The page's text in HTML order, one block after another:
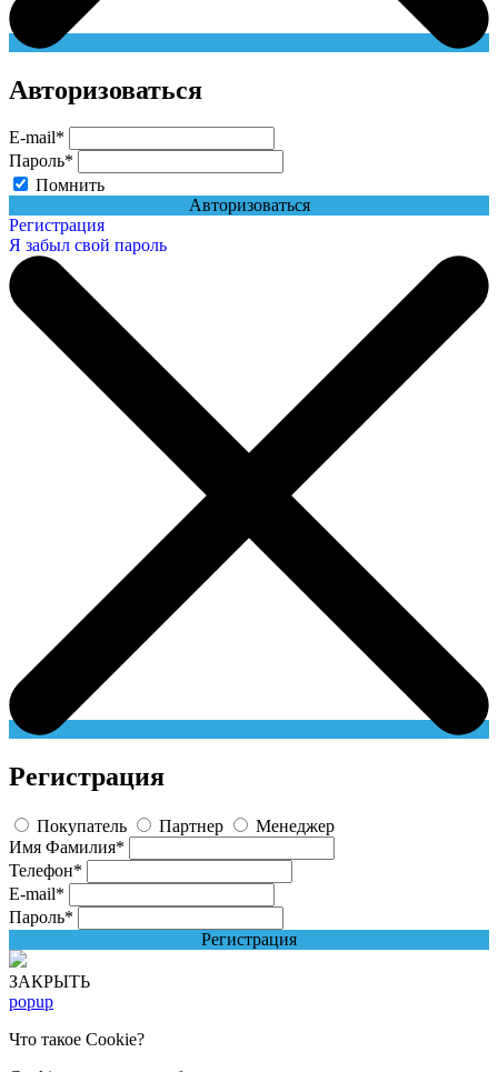
Авторизоваться
E-mail*
Пароль*
Помнить
Авторизоваться
Регистрация
Я забыл свой пароль
Регистрация
Покупатель Партнер
Менеджер
Имя Фамилия*
Телефон*
E-mail*
Пароль*
Регистрация
ЗАКРЫТЬ
popup
Что такое Cookie?